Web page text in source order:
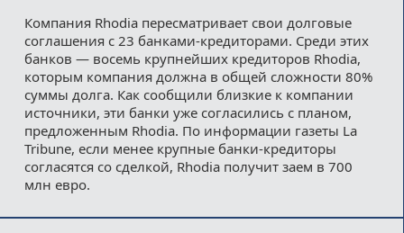
Компания Rhodia пересматривает свои долговые
соглашения с 23 банками-кредиторами. Среди этих
банков — восемь крупнейших кредиторов Rhodia,
которым компания должна в общей сложности 80%
суммы долга. Как сообщили близкие к компании
источники, эти банки уже согласились с планом,
предложенным Rhodia. По информации газеты La
Tribune, если менее крупные банки-кредиторы
согласятся со сделкой, Rhodia получит заем в 700
млн евро.